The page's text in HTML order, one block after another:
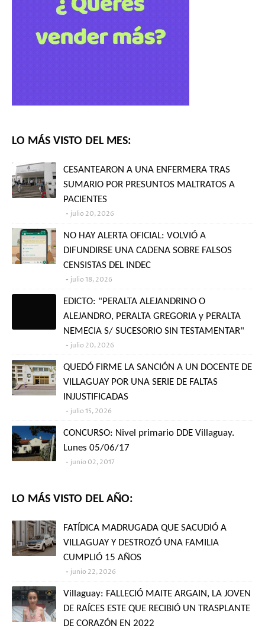
LO MÁS VISTO DEL MES:
CESANTEARON A UNA ENFERMERA TRAS
SUMARIO POR PRESUNTOS MALTRATOS A
PACIENTES
julio 20, 2026
NO HAY ALERTA OFICIAL: VOLVIÓ A
DIFUNDIRSE UNA CADENA SOBRE FALSOS
CENSISTAS DEL INDEC
julio 18, 2026
EDICTO: "PERALTA ALEJANDRINO O
ALEJANDRO, PERALTA GREGORIA y PERALTA
NEMECIA S/ SUCESORIO SIN TESTAMENTAR"
julio 20, 2026
QUEDÓ FIRME LA SANCIÓN A UN DOCENTE DE
VILLAGUAY POR UNA SERIE DE FALTAS
INJUSTIFICADAS
julio 15, 2026
CONCURSO: Nivel primario DDE Villaguay.
Lunes 05/06/17
junio 02, 2017
LO MÁS VISTO DEL AÑO:
FATÍDICA MADRUGADA QUE SACUDIÓ A
VILLAGUAY Y DESTROZÓ UNA FAMILIA
CUMPLIÓ 15 AÑOS
junio 22, 2026
Villaguay: FALLECIÓ MAITE ARGAIN, LA JOVEN
DE RAÍCES ESTE QUE RECIBIÓ UN TRASPLANTE
DE CORAZÓN EN 2022